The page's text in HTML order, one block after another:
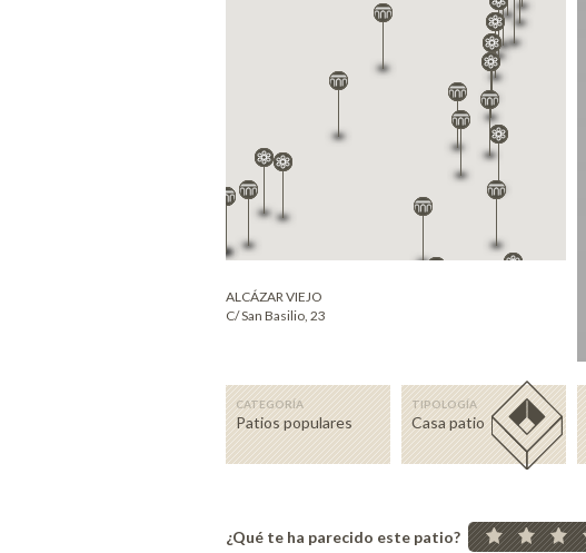
ALCÁZAR VIEJO
C/ San Basilio, 23
CATEGORÍA
Patios populares
TIPOLOGÍA
Casa patio
¿Qué te ha parecido este patio?